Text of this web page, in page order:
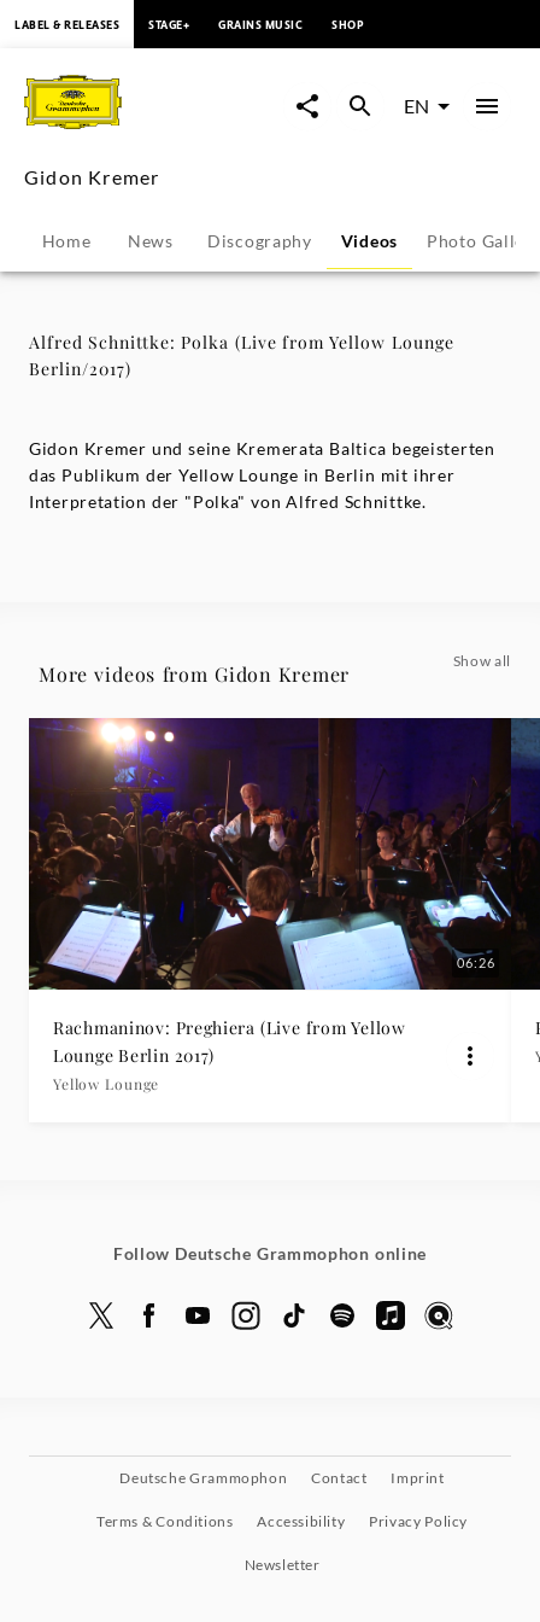
Schnittke:
Polka
(Live
from
Yellow
Berlin/2017)
Deutsche
Grammophon
LABEL & RELEASES STAGE+ GRAINS MUSIC SHOP
EN
Gidon Kremer
Home News Discography Videos Photo
Alfred Schnittke: Polka (Live from Yellow Lounge
Berlin/2017)
Gidon Kremer und seine Kremerata Baltica begeisterten
das Publikum der Yellow Lounge in Berlin mit ihrer
Interpretation der "Polka" von Alfred Schnittke.
More videos from Gidon Kremer
Show all
06:26
Rachmaninov: Preghiera (Live from Yellow
Lounge Berlin 2017)
Yellow Lounge
Follow Deutsche Grammophon online
Deutsche Grammophon Contact Imprint
Terms & Conditions Accessibility Privacy Policy
Newsletter